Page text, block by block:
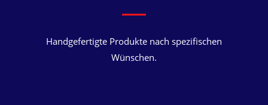
Handgefertigte Produkte nach spezifischen
Wünschen.